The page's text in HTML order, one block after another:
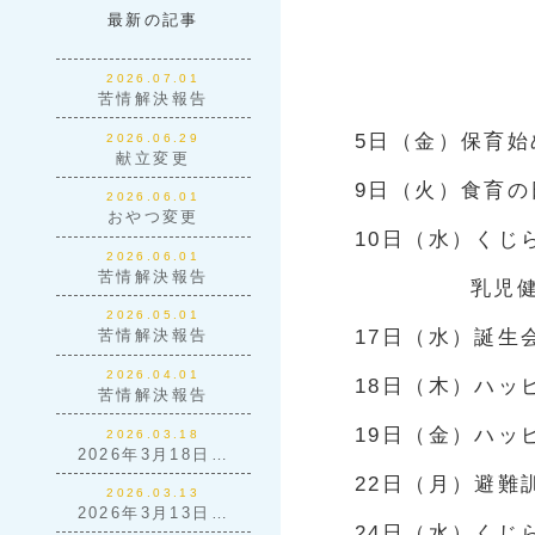
最新の記事
2026.07.01
苦情解決報告
2026.06.29
献立変更
2026.06.01
おやつ変更
2026.06.01
苦情解決報告
2026.05.01
苦情解決報告
2026.04.01
苦情解決報告
2026.03.18
2026年3月18日…
2026.03.13
2026年3月13日…
5日（金）保育始
9日（火）食育の
10日（水）くじ
乳児健
17日（水）誕生
18日（木）ハッ
19日（金）ハッ
22日（月）避難